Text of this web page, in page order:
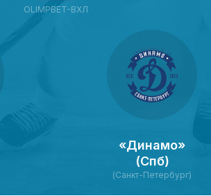
OLIMPBET-ВХЛ
«Динамо»
(Спб)
(Санкт-Петербург)